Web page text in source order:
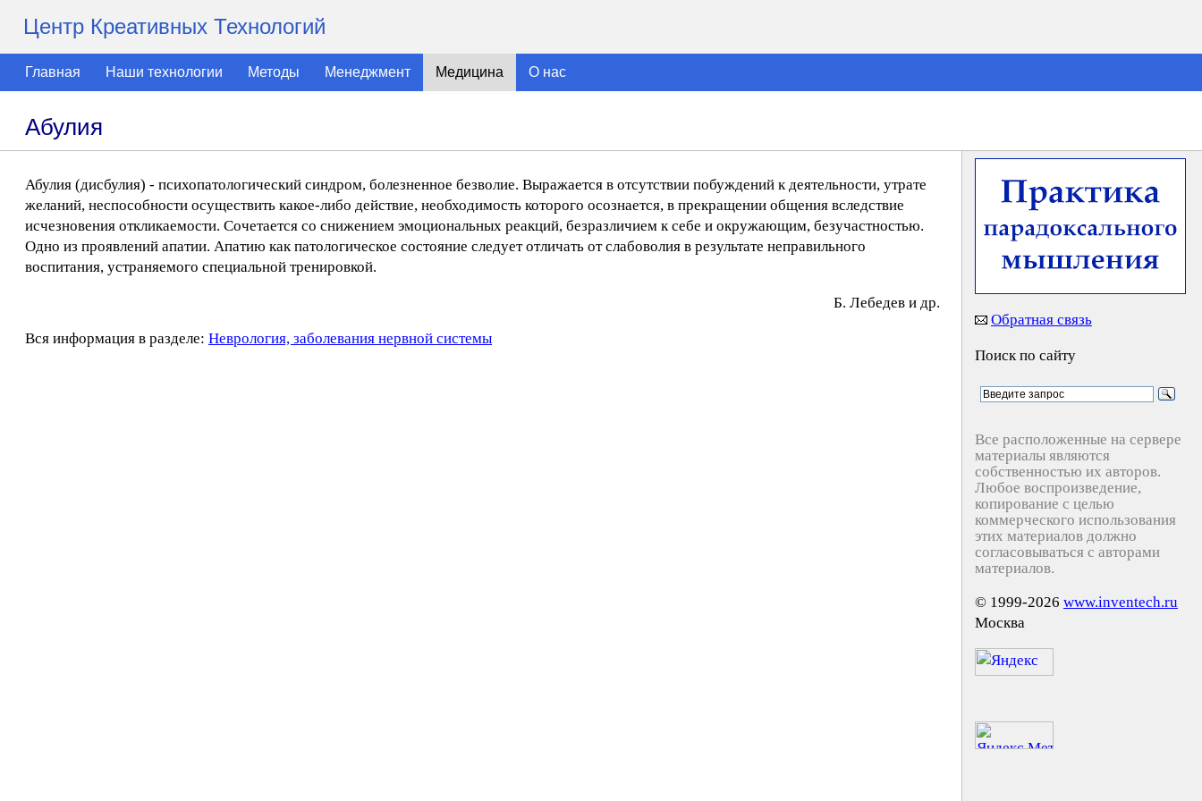
Центр Креативных Технологий
Главная Наши технологии Методы Менеджмент Медицина О нас
Абулия
Абулия (дисбулия) - психопатологический синдром, болезненное безволие. Выражается в отсутствии побуждений к деятельности, утрате
желаний, неспособности осуществить какое-либо действие, необходимость которого осознается, в прекращении общения вследствие
исчезновения откликаемости. Сочетается со снижением эмоциональных реакций, безразличием к себе и окружающим, безучастностью.
Одно из проявлений апатии. Апатию как патологическое состояние следует отличать от слабоволия в результате неправильного
воспитания, устраняемого специальной тренировкой.
Б. Лeбeдeв и др.
Вся информация в разделе: Неврология, заболевания нервной системы
Обратная связь
Поиск по сайту
Все расположенные на сервере
материалы являются
собственностью их авторов.
Любое воспроизведение,
копирование с целью
коммерческого использования
этих материалов должно
согласовываться с авторами
материалов.
© 1999-2026 www.inventech.ru
Москва